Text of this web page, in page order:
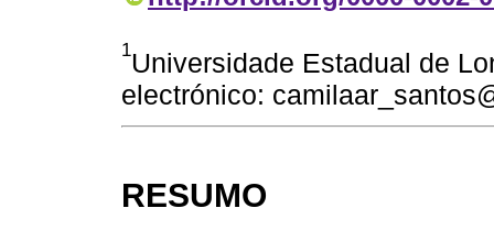
1Universidade Estadual de
electrónico:
RESUMO